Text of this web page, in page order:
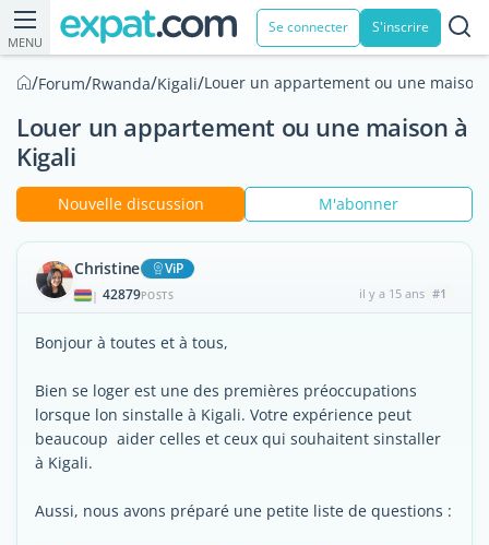
MENU
Se connecter S'inscrire
/Forum/Rwanda/Kigali/Louer un appartement ou une maison
Louer un appartement ou une maison à
Kigali
Nouvelle discussion M'abonner
Christine ViP
| 42879POSTS il y a 15 ans #1
Bonjour à toutes et à tous,
Bien se loger est une des premières préoccupations
lorsque lon sinstalle à Kigali. Votre expérience peut
beaucoup aider celles et ceux qui souhaitent sinstaller
à Kigali.
Aussi, nous avons préparé une petite liste de questions :